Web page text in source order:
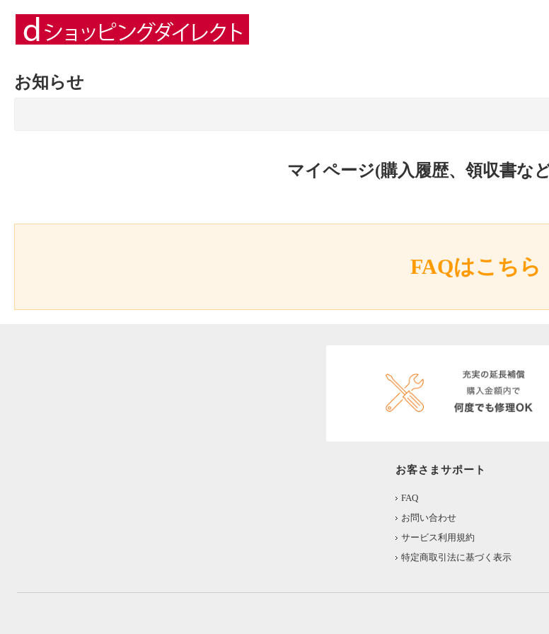
お知らせ
マイページ(購入履歴、領収書な
FAQはこちら
お客さまサポート
FAQ
お問い合わせ
サービス利用規約
特定商取引法に基づく表示